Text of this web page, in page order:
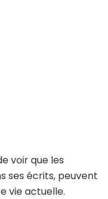
voir que les
ses écrits, peuvent
vie actuelle.